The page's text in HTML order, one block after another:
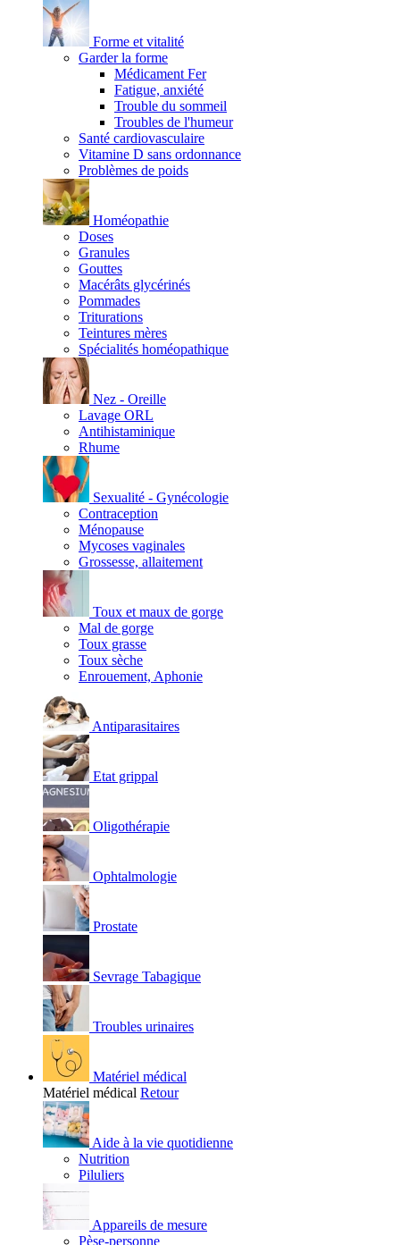
Forme et vitalité
Garder la forme
Médicament Fer
Fatigue, anxiété
Trouble du sommeil
Troubles de l'humeur
Santé cardiovasculaire
Vitamine D sans ordonnance
Problèmes de poids
Homéopathie
Doses
Granules
Gouttes
Macérâts glycérinés
Pommades
Triturations
Teintures mères
Spécialités homéopathique
Nez - Oreille
Lavage ORL
Antihistaminique
Rhume
Sexualité - Gynécologie
Contraception
Ménopause
Mycoses vaginales
Grossesse, allaitement
Toux et maux de gorge
Mal de gorge
Toux grasse
Toux sèche
Enrouement, Aphonie
Antiparasitaires
Etat grippal
Oligothérapie
Ophtalmologie
Prostate
Sevrage Tabagique
Troubles urinaires
Matériel médical
Matériel médical Retour
Aide à la vie quotidienne
Nutrition
Piluliers
Appareils de mesure
Pèse-personne